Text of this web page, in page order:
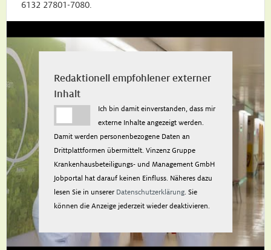
6132 27801-7080.
Redaktionell empfohlener externer
Inhalt
Ich bin damit einverstanden, dass mir
externe Inhalte angezeigt werden.
Damit werden personenbezogene Daten an
Drittplattformen übermittelt. Vinzenz Gruppe
Krankenhausbeteiligungs- und Management GmbH
Jobportal hat darauf keinen Einfluss. Näheres dazu
lesen Sie in unserer Datenschutzerklärung. Sie
können die Anzeige jederzeit wieder deaktivieren.